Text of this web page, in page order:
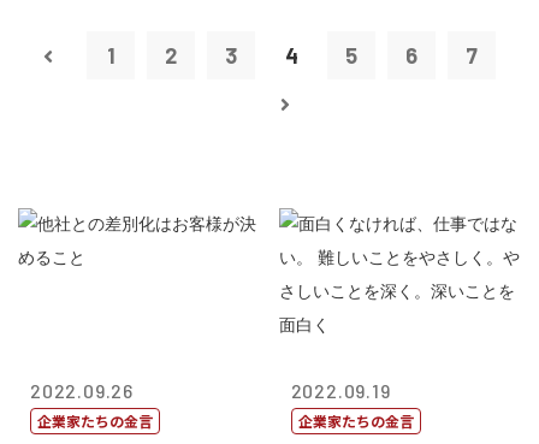
1 2 3 4 5 6 7
2022.09.26
企業家たちの金言
2022.09.19
企業家たちの金言